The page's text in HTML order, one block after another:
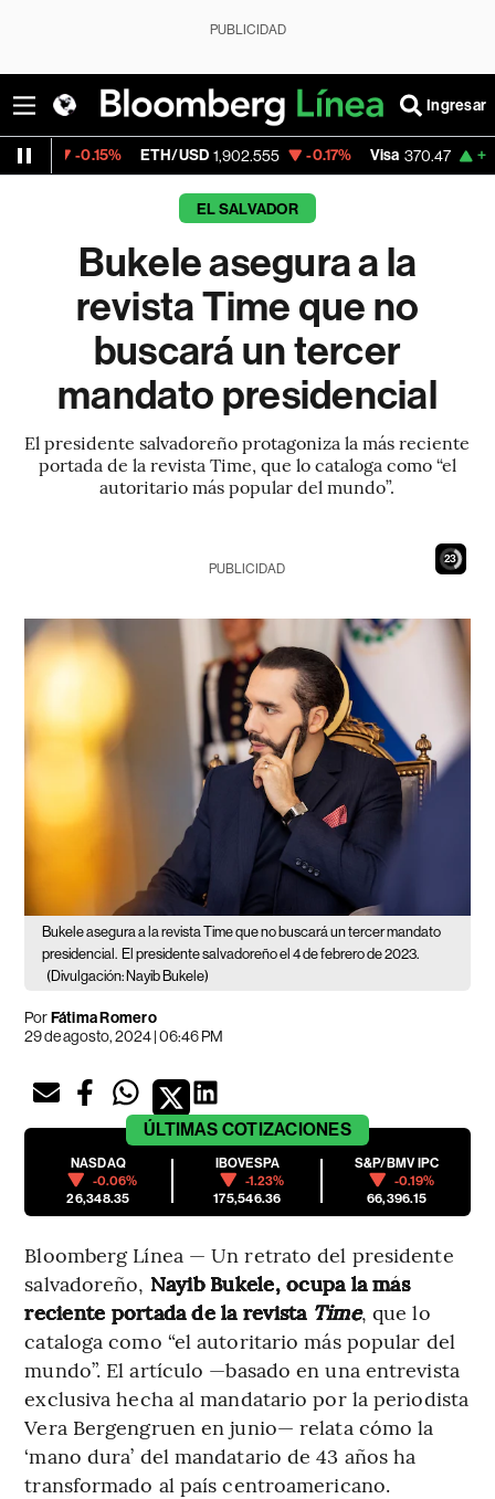
PUBLICIDAD
Ingresar
ETH/USD 1,902.555 -0.17% Visa 370.47 +0.52%
EL SALVADOR
Bukele asegura a la
revista Time que no
buscará un tercer
mandato presidencial
El presidente salvadoreño protagoniza la más reciente
portada de la revista Time, que lo cataloga como “el
autoritario más popular del mundo”.
21
PUBLICIDAD
Bukele asegura a la revista Time que no buscará un tercer mandato
presidencial. El presidente salvadoreño el 4 de febrero de 2023.
(Divulgación: Nayib Bukele)
PorFátima Romero
29 de agosto, 2024 | 06:46 PM
ÚLTIMAS COTIZACIONES
NASDAQ
-0.06%
26,348.35
IBOVESPA
-1.23%
175,546.36
S&P/BMV IPC
-0.19%
66,396.15
Bloomberg Línea — Un retrato del presidente
salvadoreño, Nayib Bukele, ocupa la más
reciente portada de la revista Time, que lo
cataloga como “el autoritario más popular del
mundo”. El artículo —basado en una entrevista
exclusiva hecha al mandatario por la periodista
Vera Bergengruen en junio— relata cómo la
‘mano dura’ del mandatario de 43 años ha
transformado al país centroamericano.